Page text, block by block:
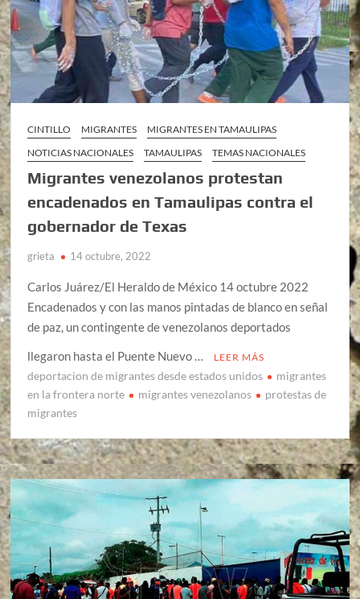
CINTILLO MIGRANTES
MIGRANTES EN TAMAULIPAS
NOTICIAS NACIONALES
TAMAULIPAS TEMAS NACIONALES
Migrantes venezolanos protestan
encadenados en Tamaulipas contra el
gobernador de Texas
grieta 14 octubre, 2022
Carlos Juárez/El Heraldo de México 14 octubre 2022
Encadenados y con las manos pintadas de blanco en señal
de paz, un contingente de venezolanos deportados
llegaron hasta el Puente Nuevo …
LEER MÁS
deportacion de migrantes desde estados unidos
migrantes
en la frontera norte
migrantes venezolanos
protestas de
migrantes